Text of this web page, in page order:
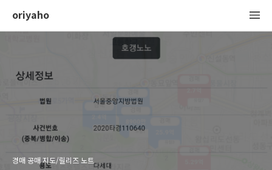
oriyaho
경매 공매 지도/릴리즈 노트